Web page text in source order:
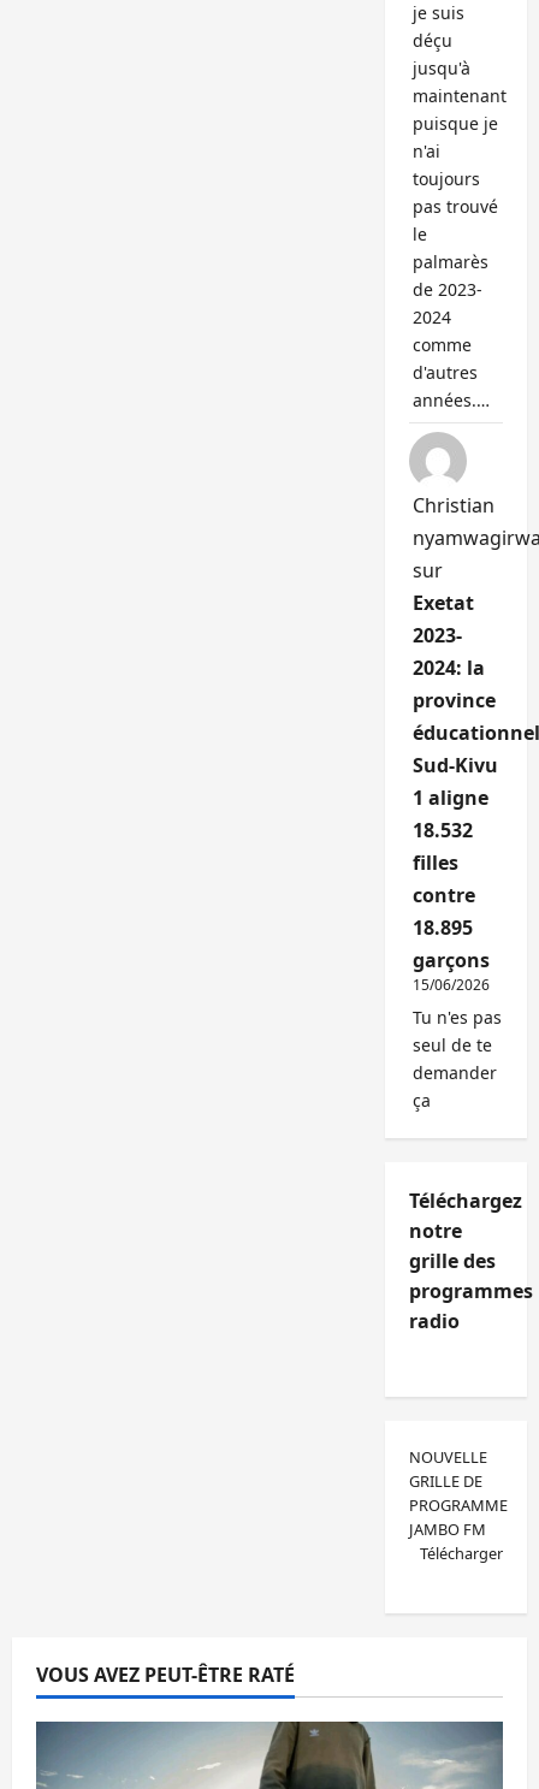
je suis
déçu
jusqu'à
maintenant
puisque je
n'ai
toujours
pas trouvé
le
palmarès
de 2023-
2024
comme
d'autres
années.…
Christian
sur
Exetat
2023-
2024: la
province
Sud-Kivu
1 aligne
18.532
filles
contre
18.895
garçons
15/06/2026
Tu n'es pas
seul de te
demander
ça
Téléchargez
notre
grille des
programmes
radio
NOUVELLE
GRILLE DE
PROGRAMME
JAMBO FM
Télécharger
VOUS AVEZ PEUT-ÊTRE RATÉ